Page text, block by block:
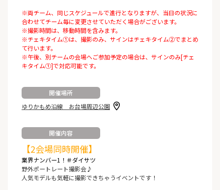
※両チーム、同じスケジュールで進行となりますが、当日の状況に
合わせてチーム毎に変更させていただく場合がございます。
※撮影時間は、移動時間を含みます。
※チェキタイム①は、撮影のみ、サインはチェキタイム②でまとめ
て行います。
※午後、別チームの会場へご参加予定の場合は、サインのみ[チェ
キタイム①]で対応可能です。
開催場所
ゆりかもめ沿線 お台場周辺公園
開催内容
【2会場同時開催】
業界ナンバー1！＃ダイサツ
野外ポートレート撮影会♪
人気モデルも気軽に撮影できちゃうイベントです！